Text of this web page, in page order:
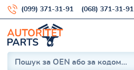
(099) 371-31-91 (068) 371-31-91